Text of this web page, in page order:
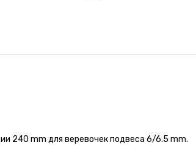
240 mm для веревочек подвеса 6/6.5 mm.